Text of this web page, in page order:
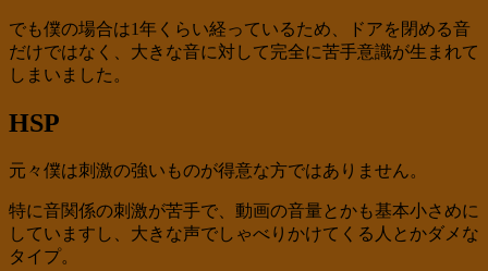
でも僕の場合は1年くらい経っているため、ドアを閉める音
だけではなく、大きな音に対して完全に苦手意識が生まれて
しまいました。
HSP
元々僕は刺激の強いものが得意な方ではありません。
特に音関係の刺激が苦手で、動画の音量とかも基本小さめに
していますし、大きな声でしゃべりかけてくる人とかダメな
タイプ。